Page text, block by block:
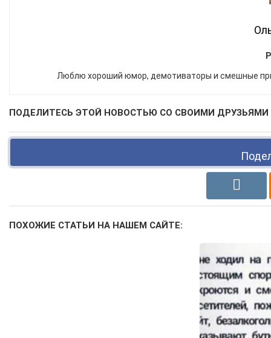
Люблю хороший юмор, демотиваторы и смешные
ПОДЕЛИТЕСЬ ЭТОЙ НОВОСТЬЮ СО СВОИМИ ДРУЗЬЯМИ
ПОХОЖИЕ СТАТЬИ НА НАШЕМ САЙТЕ: